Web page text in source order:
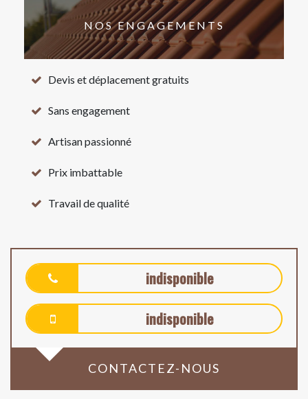
NOS ENGAGEMENTS
Devis et déplacement gratuits
Sans engagement
Artisan passionné
Prix imbattable
Travail de qualité
indisponible
indisponible
CONTACTEZ-NOUS